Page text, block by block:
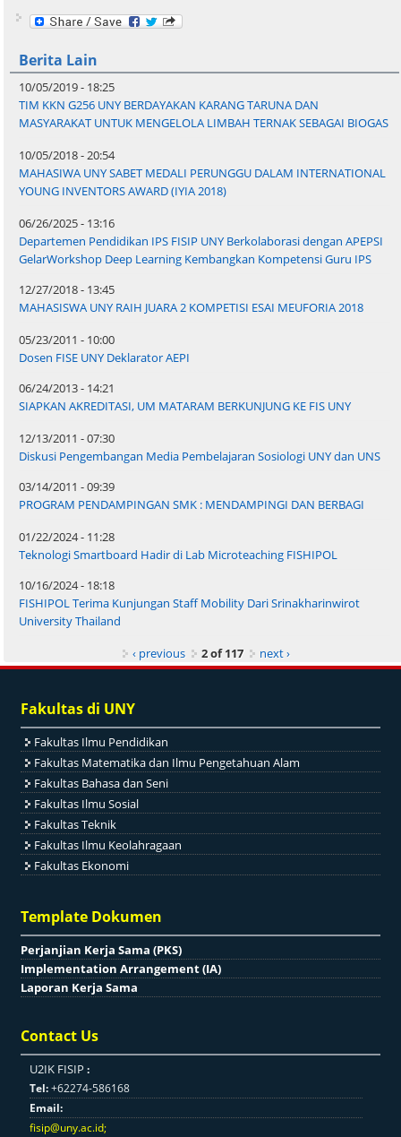
Berita Lain
10/05/2019 - 18:25
TIM KKN G256 UNY BERDAYAKAN KARANG TARUNA DAN
MASYARAKAT UNTUK MENGELOLA LIMBAH TERNAK SEBAGAI BIOGAS
10/05/2018 - 20:54
MAHASIWA UNY SABET MEDALI PERUNGGU DALAM INTERNATIONAL
YOUNG INVENTORS AWARD (IYIA 2018)
06/26/2025 - 13:16
Departemen Pendidikan IPS FISIP UNY Berkolaborasi dengan APEPSI
GelarWorkshop Deep Learning Kembangkan Kompetensi Guru IPS
12/27/2018 - 13:45
MAHASISWA UNY RAIH JUARA 2 KOMPETISI ESAI MEUFORIA 2018
05/23/2011 - 10:00
Dosen FISE UNY Deklarator AEPI
06/24/2013 - 14:21
SIAPKAN AKREDITASI, UM MATARAM BERKUNJUNG KE FIS UNY
12/13/2011 - 07:30
Diskusi Pengembangan Media Pembelajaran Sosiologi UNY dan UNS
03/14/2011 - 09:39
PROGRAM PENDAMPINGAN SMK : MENDAMPINGI DAN BERBAGI
01/22/2024 - 11:28
Teknologi Smartboard Hadir di Lab Microteaching FISHIPOL
10/16/2024 - 18:18
FISHIPOL Terima Kunjungan Staff Mobility Dari Srinakharinwirot
University Thailand
‹ previous
2 of 117 next ›
Fakultas di UNY
Fakultas Ilmu Pendidikan
Fakultas Matematika dan Ilmu Pengetahuan Alam
Fakultas Bahasa dan Seni
Fakultas Ilmu Sosial
Fakultas Teknik
Fakultas Ilmu Keolahragaan
Fakultas Ekonomi
Template Dokumen
Perjanjian Kerja Sama (PKS)
Implementation Arrangement (IA)
Laporan Kerja Sama
Contact Us
U2IK FISIP :
Tel:+62274-586168
Email:
fisip@uny.ac.id;